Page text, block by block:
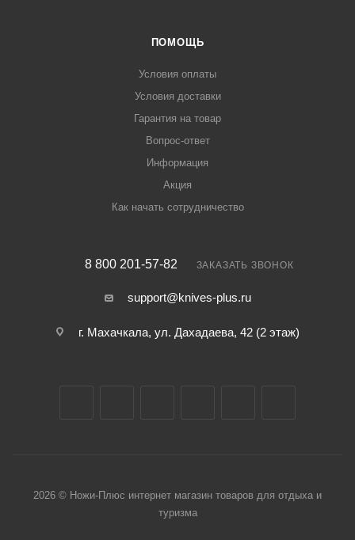
ПОМОЩЬ
Условия оплаты
Условия доставки
Гарантия на товар
Вопрос-ответ
Информация
Акция
Как начать сотрудничество
8 800 201-57-82 ЗАКАЗАТЬ ЗВОНОК
support@knives-plus.ru
г. Махачкала, ул. Дахадаева, 42 (2 этаж)
2026 © Ножи-Плюс интернет магазин товаров для отдыха и
туризма